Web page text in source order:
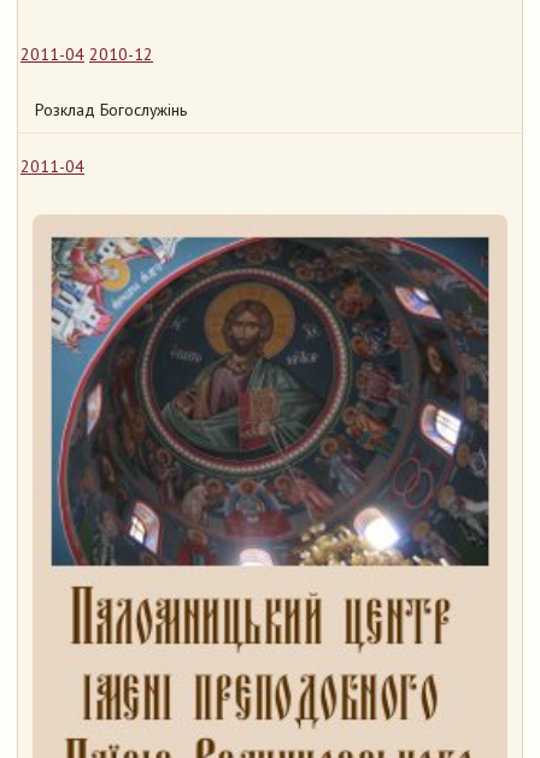
2011-04 2010-12
Розклад Богослужінь
2011-04